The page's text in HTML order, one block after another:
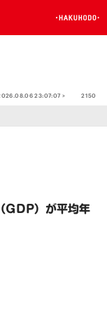
23:07:07 > 2150
GDP）が平均年